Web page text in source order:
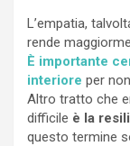
L’empatia,
rende
È importante
interiore per
Altro tratto che
difficile è la
questo termine